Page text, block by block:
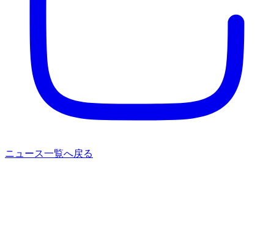
ニュース一覧へ戻る